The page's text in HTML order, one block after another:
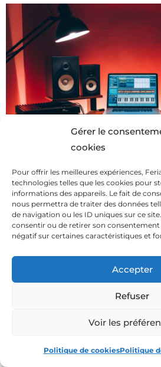
Gérer le
cookies
Pour offrir les meilleures expériences,
technologies telles que les cookies pour
informations des appareils. Le fait de
nous permettra de traiter des données
de navigation ou les ID uniques sur ce
consentir ou de retirer son
négatif sur certaines caractéristiques et
Accepter
Refuser
Voir les
Politique de cookiesPolitique
Clavier maître home studio :
MAO ?
Voir >